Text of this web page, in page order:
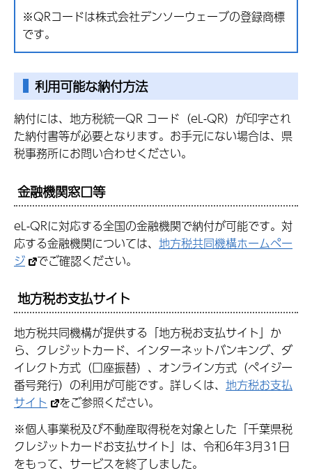
※QRコードは株式会社デンソーウェーブの登録商標
です。
利用可能な納付方法
納付には、地方税統一QR コード（eL-QR）が印字され
た納付書等が必要となります。お手元にない場合は、県
税事務所にお問い合わせください。
金融機関窓口等
eL-QRに対応する全国の金融機関で納付が可能です。対
応する金融機関については、 地方税共同機構ホームペー
ジ
でご確認ください。
地方税お支払サイト
地方税共同機構が提供する「地方税お支払サイト」か
ら、クレジットカード、インターネットバンキング、ダ
イレクト方式（口座振替）、オンライン方式（ペイジー
番号発行）の利用が可能です。詳しくは、 地方税お支払
サイト
をご参照ください。
※個人事業税及び不動産取得税を対象とした「千葉県税
クレジットカードお支払サイト」は、令和6年3月31日
をもって、サービスを終了しました。